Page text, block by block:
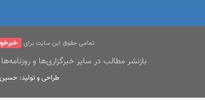
تمامی حقوق این سایت برای
بازنشر مطالب در سایر خبرگزاری‌ها و
طراحی و تولید: